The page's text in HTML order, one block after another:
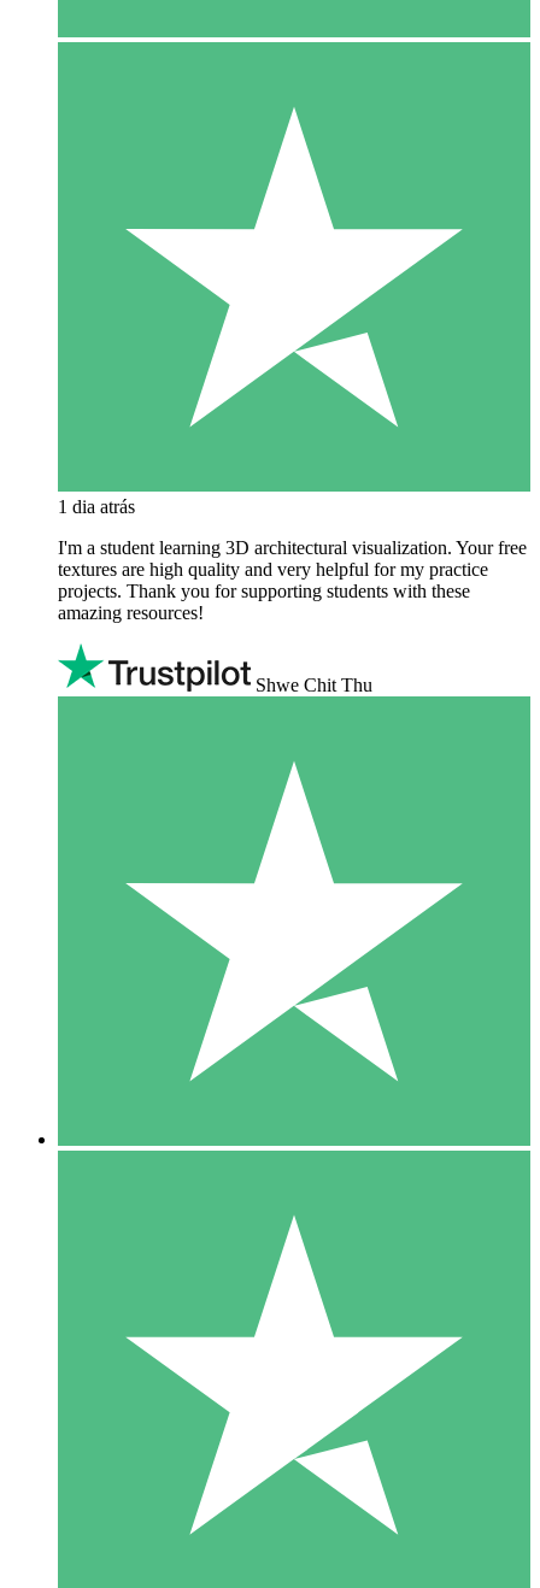
1 dia atrás
I'm a student learning 3D architectural visualization. Your free
textures are high quality and very helpful for my practice
projects. Thank you for supporting students with these
amazing resources!
Shwe Chit Thu